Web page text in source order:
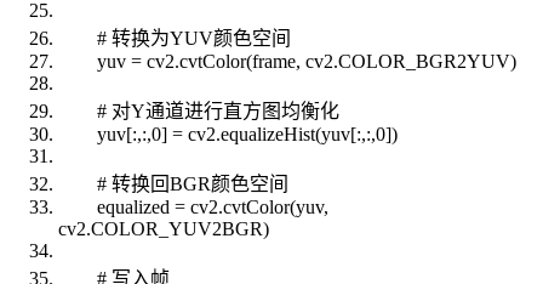
# 转换为YUV颜色空间
yuv = cv2.cvtColor(frame, cv2.COLOR_BGR2YUV)
# 对Y通道进行直方图均衡化
yuv[:,:,0] = cv2.equalizeHist(yuv[:,:,0])
# 转换回BGR颜色空间
equalized = cv2.cvtColor(yuv,
cv2.COLOR_YUV2BGR)
# 写入帧